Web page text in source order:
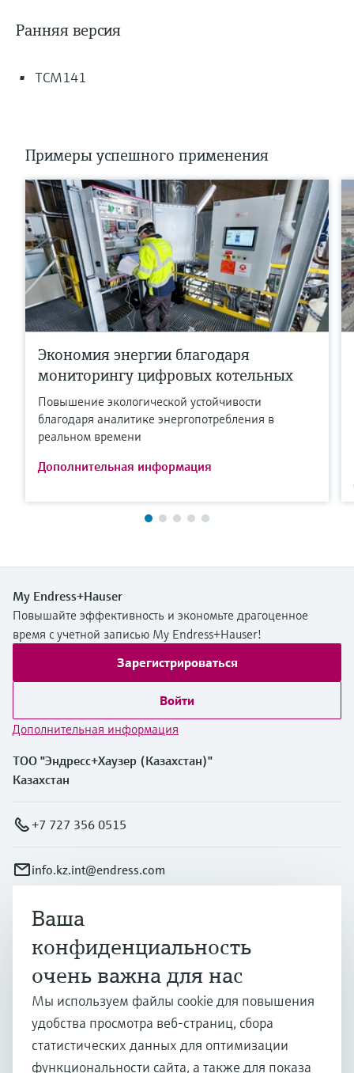
Ранняя версия
TCM141
Примеры успешного применения
Экономия энергии благодаря
мониторингу цифровых котельных
Повышение экологической устойчивости
благодаря аналитике энергопотребления в
реальном времени
Дополнительная информация
My Endress+Hauser
Повышайте эффективность и экономьте драгоценное
время с учетной записью My Endress+Hauser!
Зарегистрироваться
Войти
Дополнительная информация
ТОО "Эндресс+Хаузер (Казахстан)"
Казахстан
+7 727 356 0515
info.kz.int@endress.com
Продукты и услуги
Отрасли
Ваша
конфиденциальность
очень важна для нас
Мы используем файлы cookie для повышения
удобства просмотра веб-страниц, сбора
статистических данных для оптимизации
функциональности сайта, а также для показа